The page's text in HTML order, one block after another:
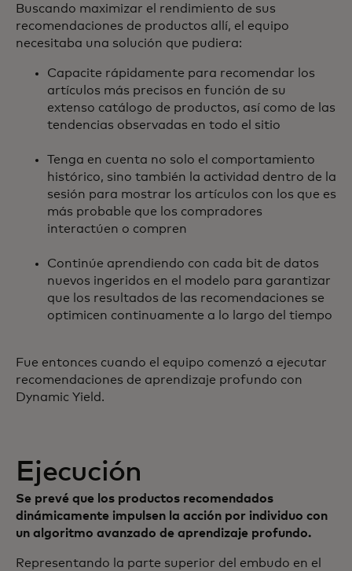
Buscando maximizar el rendimiento de sus
recomendaciones de productos allí, el equipo
necesitaba una solución que pudiera:
Capacite rápidamente para recomendar los
artículos más precisos en función de su
extenso catálogo de productos, así como de las
tendencias observadas en todo el sitio
Tenga en cuenta no solo el comportamiento
histórico, sino también la actividad dentro de la
sesión para mostrar los artículos con los que es
más probable que los compradores
interactúen o compren
Continúe aprendiendo con cada bit de datos
nuevos ingeridos en el modelo para garantizar
que los resultados de las recomendaciones se
optimicen continuamente a lo largo del tiempo
Fue entonces cuando el equipo comenzó a ejecutar
recomendaciones de aprendizaje profundo con
Dynamic Yield.
Ejecución
Se prevé que los productos recomendados
dinámicamente impulsen la acción por individuo con
un algoritmo avanzado de aprendizaje profundo.
Representando la parte superior del embudo en el